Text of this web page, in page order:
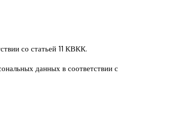
со статьей 11 КВКК.
данных в соответствии с